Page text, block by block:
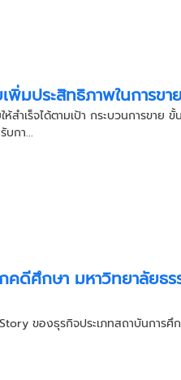
พิ่มประสิทธิภาพในการขา
สำเร็จได้ตามเป้า กระบวนการข
บกา...
ดีศึกษา มหาวิทยาลัยธร
ของธุรกิจประเภทสถาบันการศึ